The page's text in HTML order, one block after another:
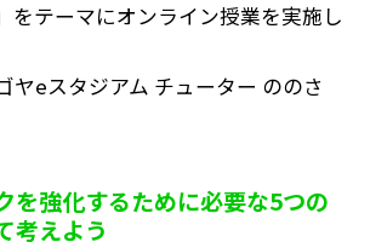
をテーマにオンライン授業を実施し
ヤeスタジアム チューター ののさ
を強化するために必要な5つの
考えよう